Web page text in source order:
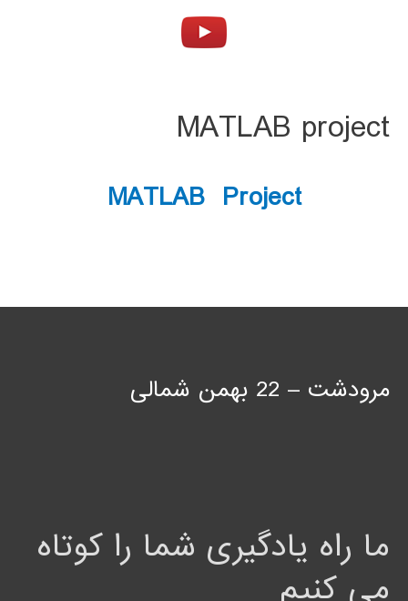
MATLAB project
MATLAB Project
مرودشت – 22 بهمن شمالی
ما راه یادگیری شما را کوتاه
می کنیم